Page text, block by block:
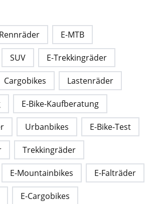
E-MTB
SUV E-Trekkingräder
Cargobikes Lastenräder
E-Bike-Kaufberatung
Urbanbikes E-Bike-Test
Trekkingräder
E-Mountainbikes E-Falträder
E-Cargobikes